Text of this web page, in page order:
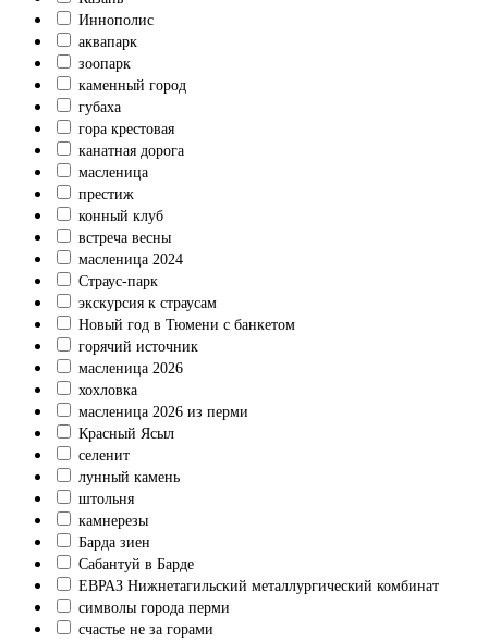
Иннополис
аквапарк
зоопарк
каменный город
губаха
гора крестовая
канатная дорога
масленица
престиж
конный клуб
встреча весны
масленица 2024
Страус-парк
экскурсия к страусам
Новый год в Тюмени с банкетом
горячий источник
масленица 2026
хохловка
масленица 2026 из перми
Красный Ясыл
селенит
лунный камень
штольня
камнерезы
Барда зиен
Сабантуй в Барде
ЕВРАЗ Нижнетагильский металлургический комбинат
символы города перми
счастье не за горами